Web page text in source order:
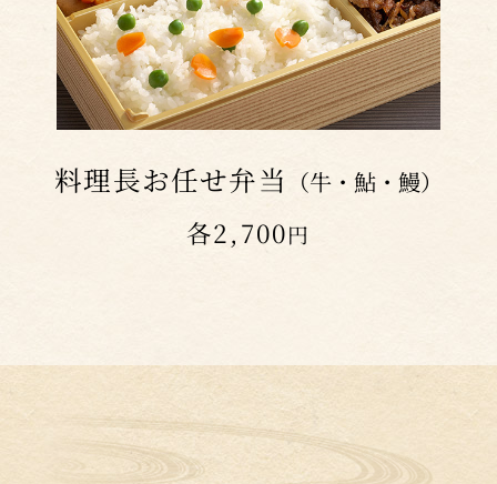
料理長お任せ弁当 （牛・鮎・鰻）
各2,700円